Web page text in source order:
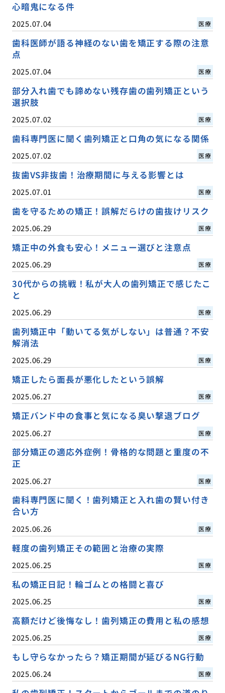
心暗鬼になる件
2025.07.04 医療
歯科医師が語る神経のない歯を矯正する際の注意
点
2025.07.04 医療
部分入れ歯でも諦めない残存歯の歯列矯正という
選択肢
2025.07.02 医療
歯科専門医に聞く歯列矯正と口角の気になる関係
2025.07.02 医療
抜歯VS非抜歯！治療期間に与える影響とは
2025.07.01 医療
歯を守るための矯正！誤解だらけの歯抜けリスク
2025.06.29 医療
矯正中の外食も安心！メニュー選びと注意点
2025.06.29 医療
30代からの挑戦！私が大人の歯列矯正で感じたこ
と
2025.06.29 医療
歯列矯正中「動いてる気がしない」は普通？不安
解消法
2025.06.29 医療
矯正したら面長が悪化したという誤解
2025.06.27 医療
矯正バンド中の食事と気になる臭い撃退ブログ
2025.06.27 医療
部分矯正の適応外症例！骨格的な問題と重度の不
正
2025.06.27 医療
歯科専門医に聞く！歯列矯正と入れ歯の賢い付き
合い方
2025.06.26 医療
軽度の歯列矯正その範囲と治療の実際
2025.06.25 医療
私の矯正日記！輪ゴムとの格闘と喜び
2025.06.25 医療
高額だけど後悔なし！歯列矯正の費用と私の感想
2025.06.25 医療
もし守らなかったら？矯正期間が延びるNG行動
2025.06.24 医療